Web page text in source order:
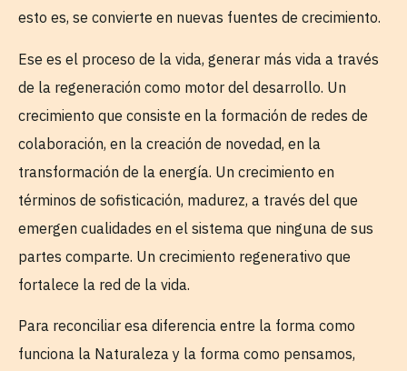
esto es, se convierte en nuevas fuentes de crecimiento.
Ese es el proceso de la vida, generar más vida a través
de la regeneración como motor del desarrollo. Un
crecimiento que consiste en la formación de redes de
colaboración, en la creación de novedad, en la
transformación de la energía. Un crecimiento en
términos de sofisticación, madurez, a través del que
emergen cualidades en el sistema que ninguna de sus
partes comparte. Un crecimiento regenerativo que
fortalece la red de la vida.
Para reconciliar esa diferencia entre la forma como
funciona la Naturaleza y la forma como pensamos,